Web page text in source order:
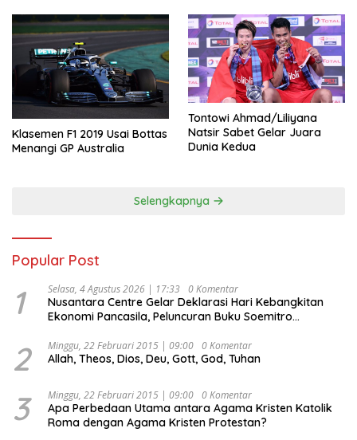
Klasemen F1 2019 Usai Bottas
Menangi GP Australia
Tontowi Ahmad/Liliyana
Natsir Sabet Gelar Juara
Dunia Kedua
Selengkapnya
Popular Post
1 Selasa, 4 Agustus 2026 | 17:33 0 Komentar
Nusantara Centre Gelar Deklarasi Hari Kebangkitan
Ekonomi Pancasila, Peluncuran Buku Soemitro
Ekonomi Politik Indonesia) & Simposium Nasional
“Urgensi Undang-Undang Perekonomian Nasional dan
Indonesia Emas 2045”,
2 Minggu, 22 Februari 2015 | 09:00 0 Komentar
Allah, Theos, Dios, Deu, Gott, God, Tuhan
3 Minggu, 22 Februari 2015 | 09:00 0 Komentar
Apa Perbedaan Utama antara Agama Kristen Katolik
Roma dengan Agama Kristen Protestan?